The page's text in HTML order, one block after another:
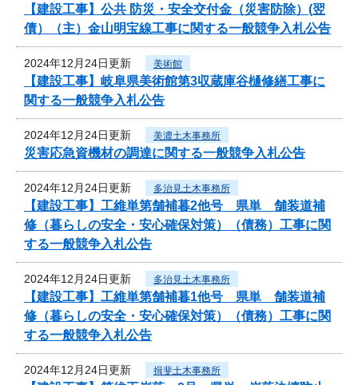
【建設工事】公共 防災・安全交付金（災害防除）(翌
債）（主）金山明宝線工事に関する一般競争入札公告
2024年12月24日更新 美術館
【建設工事】岐阜県美術館第3収蔵庫谷樋修繕工事に
関する一般競争入札公告
2024年12月24日更新 美濃土木事務所
災害応急資機材の調達に関する一般競争入札公告
2024年12月24日更新 多治見土木事務所
【建設工事】工維単第舗補暮2他号 県単 舗装道補
修（暮らしの安全・安心確保対策）（債務）工事に関
する一般競争入札公告
2024年12月24日更新 多治見土木事務所
【建設工事】工維単第舗補暮1他号 県単 舗装道補
修（暮らしの安全・安心確保対策）（債務）工事に関
する一般競争入札公告
2024年12月24日更新 揖斐土木事務所